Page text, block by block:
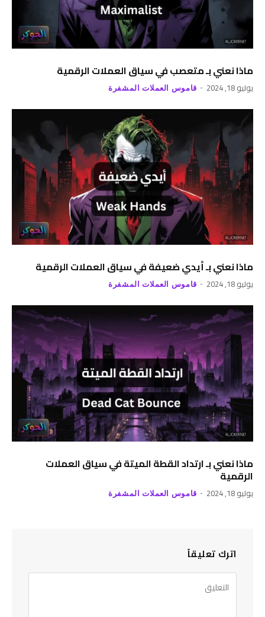
ماذا نعني بـ متعصب في سياق العملات الرقمية
يوليو 18, 2024 قاموس العملات المشفرة
ماذا نعني بـ أيدي ضعيفة في سياق العملات الرقمية
يوليو 18, 2024 قاموس العملات المشفرة
ماذا نعني بـ ارتداد القطة الميتة في سياق العملات
الرقمية
يوليو 18, 2024 قاموس العملات المشفرة
اترك تعليقاً